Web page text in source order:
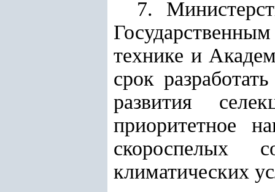
7.
технике и
срок
развития
приоритетное
скороспелых
климатических